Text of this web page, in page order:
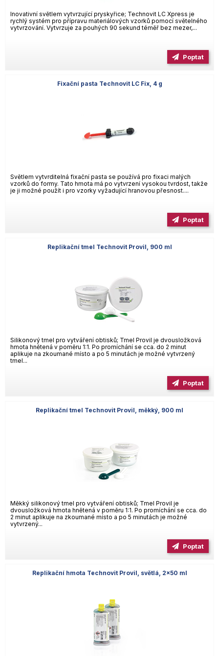
Inovativní světlem vytvrzující pryskyřice; Technovit LC Xpress je
rychlý systém pro přípravu materiálových vzorků pomocí světelného
vytvrzování. Vytvrzuje za pouhých 90 sekund téměř bez mezer,...
Poptat
Fixační pasta Technovit LC Fix, 4 g
Světlem vytvrditelná fixační pasta se používá pro fixaci malých
vzorků do formy. Tato hmota má po vytvrzení vysokou tvrdost, takže
je ji možné použít i pro vzorky vyžadující hranovou přesnost....
Poptat
Replikační tmel Technovit Provil, 900 ml
Silikonový tmel pro vytváření obtisků; Tmel Provil je dvousložková
hmota hnětená v poměru 1:1. Po promíchání se cca. do 2 minut
aplikuje na zkoumané místo a po 5 minutách je možné vytvrzený
tmel...
Poptat
Replikační tmel Technovit Provil, měkký, 900 ml
Měkký silikonový tmel pro vytváření obtisků; Tmel Provil je
dvousložková hmota hnětená v poměru 1:1. Po promíchání se cca. do
2 minut aplikuje na zkoumané místo a po 5 minutách je možné
vytvrzený...
Poptat
Replikační hmota Technovit Provil, světlá, 2×50 ml